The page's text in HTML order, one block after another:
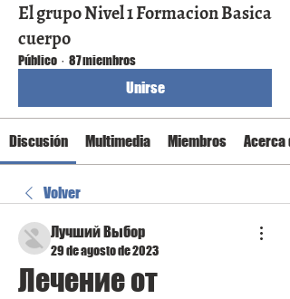
El grupo Nivel 1 Formacion Basica
cuerpo
Público · 87 miembros
Unirse
Discusión Multimedia Miembros Acerca
Volver
Лучший Выбор
29 de agosto de 2023
Лечение от